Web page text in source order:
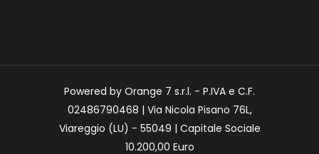
Powered by Orange 7 s.r.l. - P.IVA e C.F.
02486790468 | Via Nicola Pisano 76L,
Viareggio (LU) - 55049 | Capitale Sociale
10.200,00 Euro